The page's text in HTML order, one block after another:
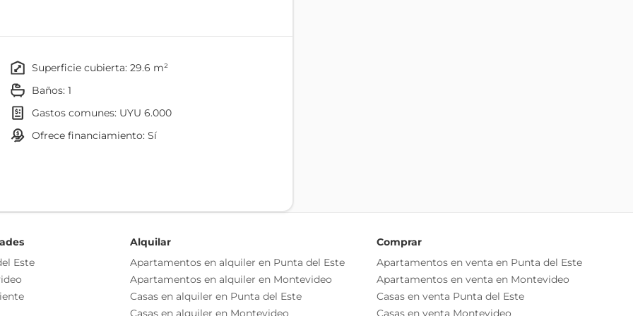
rendimiento ya sea para arrendamiento o
bajo mesada y aéreo en MDF melamínico, las
equipos de lavado/secado independiente del
aberturas de aluminio anodizado.
equipada con parrillero, zona de cowork y
superficie cubierta: 29.6 m²
baños: 1
gastos comunes: UYU 6.000
ofrece financiamiento: Sí
Este
Alquilar
Apartamentos en alquiler en Punta del Este
Apartamentos en alquiler en Montevideo
Casas en alquiler en Punta del Este
Casas en alquiler en Montevideo
Comprar
Apartamentos en venta en Punta del Este
Apartamentos en venta en Montevideo
Casas en venta Punta del Este
Casas en venta Montevideo